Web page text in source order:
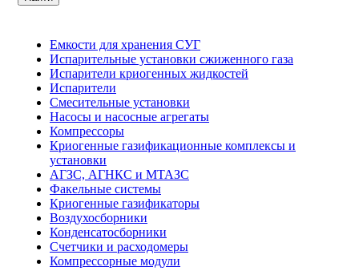
Емкости для хранения СУГ
Испарительные установки сжиженного газа
Испарители криогенных жидкостей
Испарители
Смесительные установки
Насосы и насосные агрегаты
Компрессоры
Криогенные газификационные комплексы и
установки
АГЗС, АГНКС и МТАЗС
Факельные системы
Криогенные газификаторы
Воздухосборники
Конденсатосборники
Счетчики и расходомеры
Компрессорные модули